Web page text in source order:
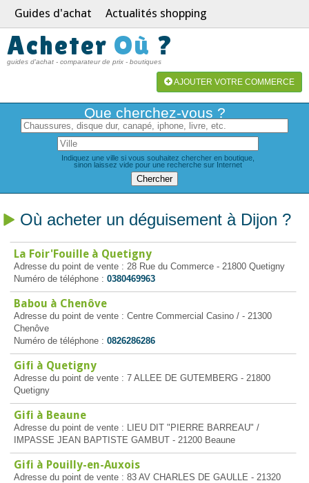
Guides d'achat Actualités shopping
Acheter Où ?
guides d'achat - comparateur de prix - boutiques
AJOUTER VOTRE COMMERCE
Que cherchez-vous ?
Indiquez une ville si vous souhaitez chercher en boutique,
sinon laissez vide pour une recherche sur Internet
Où acheter un déguisement à Dijon ?
La Foir'Fouille à Quetigny
Adresse du point de vente : 28 Rue du Commerce - 21800 Quetigny
Numéro de téléphone : 0380469963
Babou à Chenôve
Adresse du point de vente : Centre Commercial Casino / - 21300
Chenôve
Numéro de téléphone : 0826286286
Gifi à Quetigny
Adresse du point de vente : 7 ALLEE DE GUTEMBERG - 21800
Quetigny
Gifi à Beaune
Adresse du point de vente : LIEU DIT "PIERRE BARREAU" /
IMPASSE JEAN BAPTISTE GAMBUT - 21200 Beaune
Gifi à Pouilly-en-Auxois
Adresse du point de vente : 83 AV CHARLES DE GAULLE - 21320